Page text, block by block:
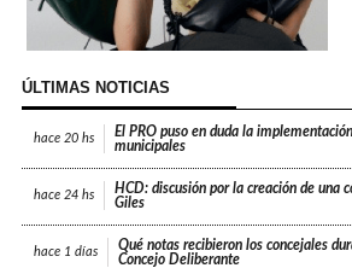
ÚLTIMAS NOTICIAS
hace 20 hs
El PRO puso en duda la
municipales
hace 24 hs
HCD: discusión por la creación de una
Giles
hace 1 días
Qué notas recibieron los concejales
Concejo Deliberante